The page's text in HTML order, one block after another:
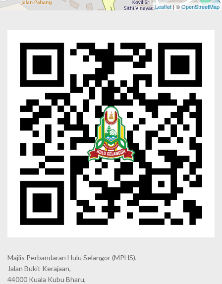
Leaflet | ©OpenStreetMap
Majlis Perbandaran Hulu Selangor (MPHS),
Jalan Bukit Kerajaan,
44000 Kuala Kubu Bharu,